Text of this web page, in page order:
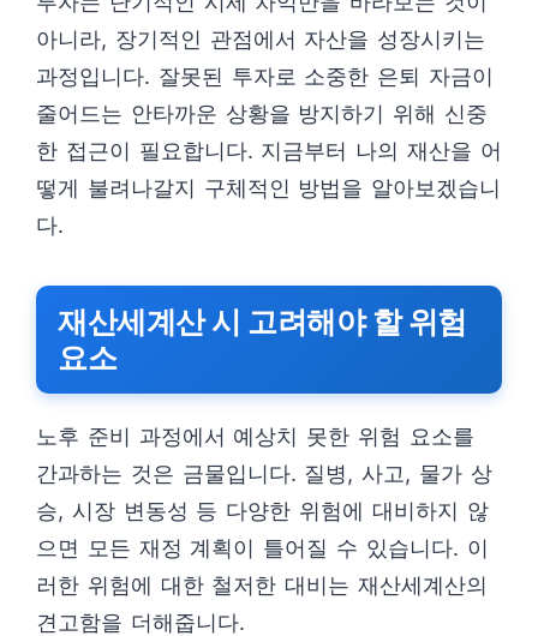
아니라, 장기적인 관점에서 자산을 성장시키는
과정입니다. 잘못된 투자로 소중한 은퇴 자금이
줄어드는 안타까운 상황을 방지하기 위해 신중
한 접근이 필요합니다. 지금부터 나의 재산을 어
떻게 불려나갈지 구체적인 방법을 알아보겠습니
다.
재산세계산 시 고려해야 할 위험
요소
노후 준비 과정에서 예상치 못한 위험 요소를
간과하는 것은 금물입니다. 질병, 사고, 물가 상
승, 시장 변동성 등 다양한 위험에 대비하지 않
으면 모든 재정 계획이 틀어질 수 있습니다. 이
러한 위험에 대한 철저한 대비는 재산세계산의
견고함을 더해줍니다.